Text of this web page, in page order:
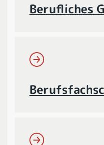
Berufliches